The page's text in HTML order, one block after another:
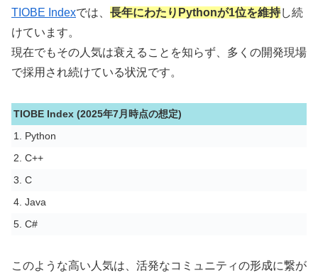
TIOBE Indexでは、 長年にわたりPythonが1位を維持し続
けています。
現在でもその人気は衰えることを知らず、多くの開発現場
で採用され続けている状況です。
TIOBE Index (2025年7月時点の想定)
1. Python
2. C++
3. C
4. Java
5. C#
このような高い人気は、活発なコミュニティの形成に繋が